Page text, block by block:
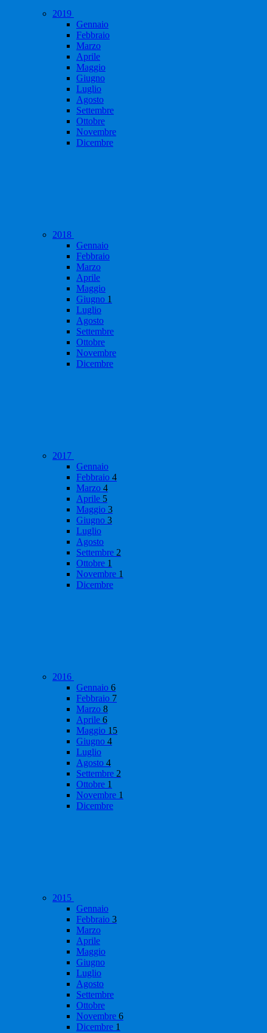
2019
Gennaio
Febbraio
Marzo
Aprile
Maggio
Giugno
Luglio
Agosto
Settembre
Ottobre
Novembre
Dicembre
2018
Gennaio
Febbraio
Marzo
Aprile
Maggio
Giugno 1
Luglio
Agosto
Settembre
Ottobre
Novembre
Dicembre
2017
Gennaio
Febbraio 4
Marzo 4
Aprile 5
Maggio 3
Giugno 3
Luglio
Agosto
Settembre 2
Ottobre 1
Novembre 1
Dicembre
2016
Gennaio 6
Febbraio 7
Marzo 8
Aprile 6
Maggio 15
Giugno 4
Luglio
Agosto 4
Settembre 2
Ottobre 1
Novembre 1
Dicembre
2015
Gennaio
Febbraio 3
Marzo
Aprile
Maggio
Giugno
Luglio
Agosto
Settembre
Ottobre
Novembre 6
Dicembre 1